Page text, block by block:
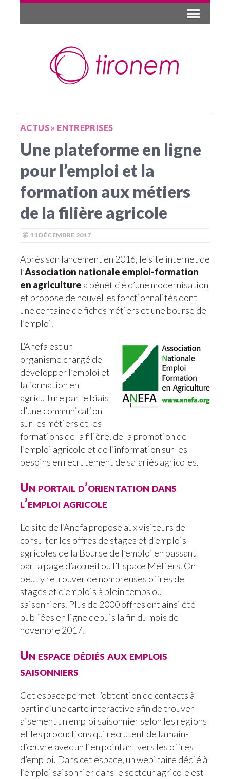
ACTUS» ENTREPRISES
Une plateforme en ligne
pour l’emploi et la
formation aux métiers
de la filière agricole
11 DÉCEMBRE 2017
Après son lancement en 2016, le site internet de
l’Association nationale emploi-formation
en agriculture a bénéficié d’une modernisation
et propose de nouvelles fonctionnalités dont
une centaine de fiches métiers et une bourse de
l’emploi.
L’Anefa est un
organisme chargé de
développer l’emploi et
la formation en
agriculture par le biais
d’une communication
sur les métiers et les
formations de la filière, de la promotion de
l’emploi agricole et de l’information sur les
besoins en recrutement de salariés agricoles.
Un portail d’orientation dans
l’emploi agricole
Le site de l’Anefa propose aux visiteurs de
consulter les offres de stages et d’emplois
agricoles de la Bourse de l’emploi en passant
par la page d’accueil ou l’Espace Métiers. On
peut y retrouver de nombreuses offres de
stages et d’emplois à plein temps ou
saisonniers. Plus de 2000 offres ont ainsi été
publiées en ligne depuis la fin du mois de
novembre 2017.
Un espace dédiés aux emplois
saisonniers
Cet espace permet l’obtention de contacts à
partir d’une carte interactive afin de trouver
aisément un emploi saisonnier selon les régions
et les productions qui recrutent de la main-
d’œuvre avec un lien pointant vers les offres
d’emploi. Dans cet espace, un webinaire dédié à
l’emploi saisonnier dans le secteur agricole est